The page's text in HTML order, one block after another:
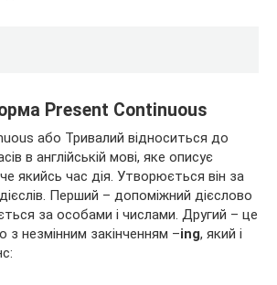
Present Continuous
або Тривалий відноситься до
в англійській мові, яке описує
якийсь час дія. Утворюється він за
Перший – допоміжний дієслово
за особами і числами. Другий – це
з незмінним закінченням –ing, який і